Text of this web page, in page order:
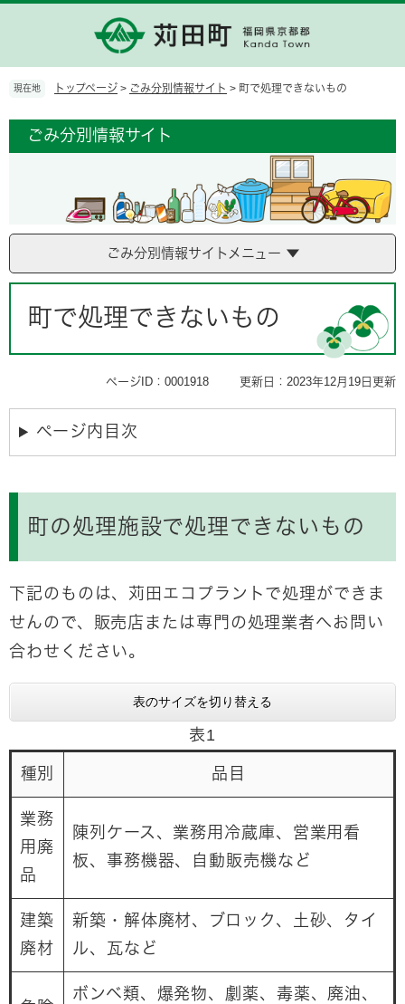
の
で
ー
ば
現在地 トップページ > ごみ分別情報サイト > 町で処理できないもの
ごみ分別情報サイト
ごみ分別情報サイトメニュー
町で処理できないもの
ページID：0001918 更新日：2023年12月19日更新
ページ内目次
町の処理施設で処理できないもの
下記のものは、苅田エコプラントで処理ができま
せんので、 販売店または専門の処理業者へお問い
合わせください。
表のサイズを切り替える
表1
種別 品目
業務
用廃
品
陳列ケース、業務用冷蔵庫、営業用看
板、事務機器、自動販売機など
建築
廃材
新築・解体廃材、ブロック、土砂、タイ
ル、瓦など
ボンベ類、爆発物、劇薬、毒薬、廃油、